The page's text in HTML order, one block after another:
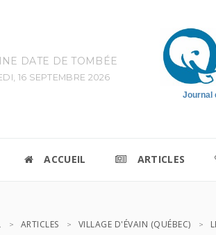
DATE DE TOMBÉE
16 SEPTEMBRE 2026
Journal
ACCUEIL ARTICLES
ARTICLES VILLAGE D'ÉVAIN (QUÉBEC)